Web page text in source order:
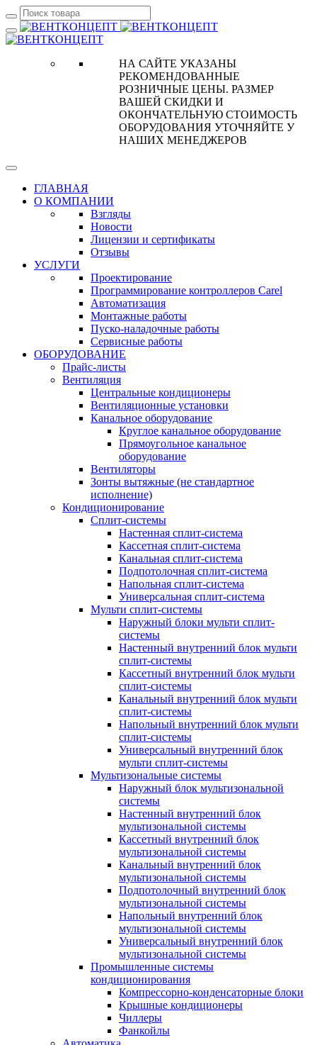
НА САЙТЕ УКАЗАНЫ
РЕКОМЕНДОВАННЫЕ
РОЗНИЧНЫЕ ЦЕНЫ. РАЗМЕР
ВАШЕЙ СКИДКИ И
ОКОНЧАТЕЛЬНУЮ СТОИМОСТЬ
ОБОРУДОВАНИЯ УТОЧНЯЙТЕ У
НАШИХ МЕНЕДЖЕРОВ
ГЛАВНАЯ
О КОМПАНИИ
Взгляды
Новости
Лицензии и сертификаты
Отзывы
УСЛУГИ
Проектирование
Программирование контроллеров Carel
Автоматизация
Монтажные работы
Пуско-наладочные работы
Сервисные работы
ОБОРУДОВАНИЕ
Прайс-листы
Вентиляция
Центральные кондиционеры
Вентиляционные установки
Канальное оборудование
Круглое канальное оборудование
Прямоугольное канальное
оборудование
Вентиляторы
Зонты вытяжные (не стандартное
исполнение)
Кондиционирование
Сплит-системы
Настенная сплит-система
Кассетная сплит-система
Канальная сплит-система
Подпотолочная сплит-система
Напольная сплит-система
Универсальная сплит-система
Мульти сплит-системы
Наружный блоки мульти сплит-
системы
Настенный внутренний блок мульти
сплит-системы
Кассетный внутренний блок мульти
сплит-системы
Канальный внутренний блок мульти
сплит-системы
Напольный внутренний блок мульти
сплит-системы
Универсальный внутренний блок
мульти сплит-системы
Мультизональные системы
Наружный блок мультизональной
системы
Настенный внутренний блок
мультизональной системы
Кассетный внутренний блок
мультизональной системы
Канальный внутренний блок
мультизональной системы
Подпотолочный внутренний блок
мультизональной системы
Напольный внутренний блок
мультизональной системы
Универсальный внутренний блок
мультизональной системы
Промышленные системы
кондиционирования
Компрессорно-конденсаторные блоки
Крышные кондиционеры
Чиллеры
Фанкойлы